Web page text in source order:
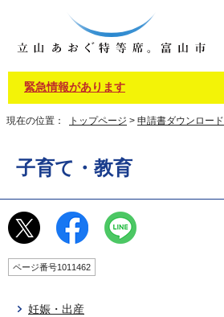
緊急情報があります
現在の位置： トップページ > 申請書ダウンロード
子育て・教育
ページ番号1011462
妊娠・出産